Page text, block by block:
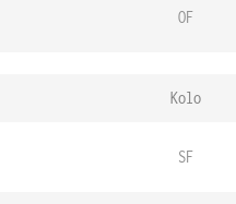
OF
Kolo
SF